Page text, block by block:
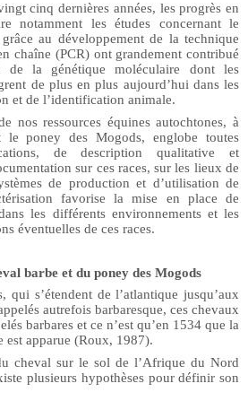
cinq dernières années, les progrès en
notamment les études concernant le
au développement de la technique
chaîne (PCR) ont grandement contribué
de la génétique moléculaire dont les
de plus en plus aujourd’hui dans les
et de l’identification animale.
nos ressources équines autochtones, à
poney des Mogods, englobe toutes
de description qualitative et
sur ces races, sur les lieux de
de production et d’utilisation de
favorise la mise en place de
les différents environnements et les
éventuelles de ces races.
barbe et du poney des Mogods
qui s’étendent de l’atlantique jusqu’aux
autrefois barbaresque, ces chevaux
barbares et ce n’est qu’en 1534 que la
est apparue (Roux, 1987).
cheval sur le sol de l’Afrique du Nord
plusieurs hypothèses pour définir son